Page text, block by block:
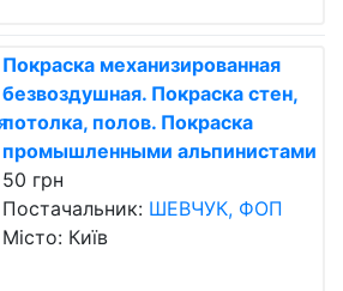
Покраска механизированная
безвоздушная. Покраска стен,
потолка, полов. Покраска
промышленными альпинистами
50 грн
Постачальник: ШЕВЧУК, ФОП
Місто: Київ